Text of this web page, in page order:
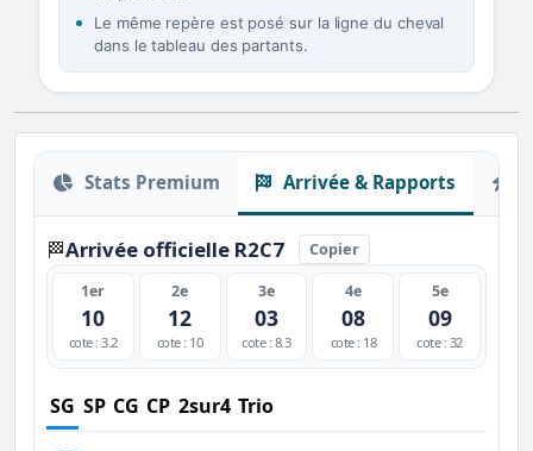
Le même repère est posé sur la ligne du cheval
dans le tableau des partants.
Stats Premium Arrivée & Rapports
🏁Arrivée officielle R2C7 Copier
1er
10
cote : 3.2
2e
12
cote : 10
3e
03
cote : 8.3
4e
08
cote : 18
5e
09
cote : 32
SG SP CG CP 2sur4 Trio